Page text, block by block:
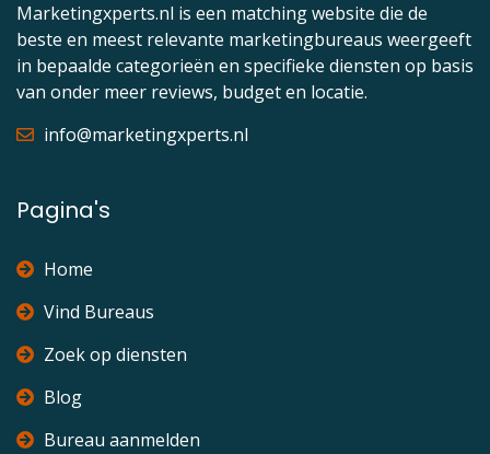
Marketingxperts.nl is een matching website die de
beste en meest relevante marketingbureaus weergeeft
in bepaalde categorieën en specifieke diensten op basis
van onder meer reviews, budget en locatie.
info@marketingxperts.nl
Pagina's
Home
Vind Bureaus
Zoek op diensten
Blog
Bureau aanmelden